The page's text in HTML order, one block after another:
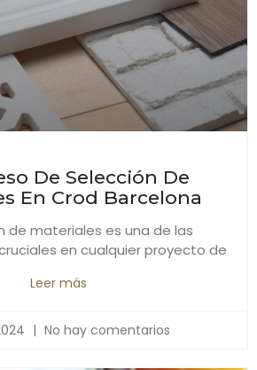
De Selección De
En Crod Barcelona
de materiales es una de las
en cualquier proyecto de
Leer más
No hay comentarios